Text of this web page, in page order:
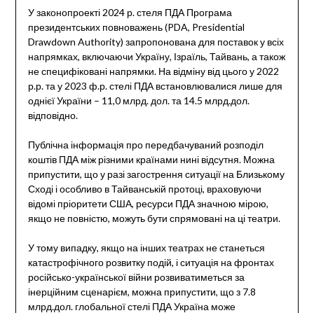
У законопроекті 2024 р. стеля ПДА Програма
президентських повноважень (PDA, Presidential
Drawdown Authority) запропонована для поставок у всіх
напрямках, включаючи Україну, Ізраїль, Тайвань, а також
не специфіковані напрямки. На відміну від цього у 2022
р.р. та у 2023 ф.р. стелі ПДА встановлювалися лише для
однієї України – 11,0 млрд. дол. та 14.5 млрд.дол.
відповідно.
Публічна інформація про передбачуваний розподіл
коштів ПДА між різними країнами нині відсутня. Можна
припустити, що у разі загострення ситуації на Близькому
Сході і особливо в Тайванській протоці, враховуючи
відомі пріоритети США, ресурси ПДА значною мірою,
якщо не повністю, можуть бути спрямовані на ці театри.
У тому випадку, якщо на інших театрах не станеться
катастрофічного розвитку подій, і ситуація на фронтах
російсько-української війни розвиватиметься за
інерційним сценарієм, можна припустити, що з 7.8
млрд.дол. глобальної стелі ПДА Україна може